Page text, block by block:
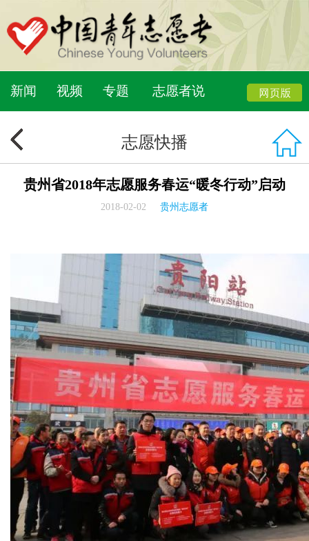
新闻 视频 专题 志愿者说
志愿快播
贵州省2018年志愿服务春运“暖冬行动”启动
2018-02-02 贵州志愿者